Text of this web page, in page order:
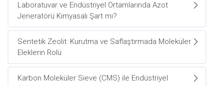
Laboratuvar ve Endüstriyel Ortamlarında Azot
Jeneratörü Kimyasalı Şart mı?
Sentetik Zeolit: Kurutma ve Saflaştırmada Moleküler
Eleklerin Rolü
Karbon Moleküler Sieve (CMS) ile Endüstriyel